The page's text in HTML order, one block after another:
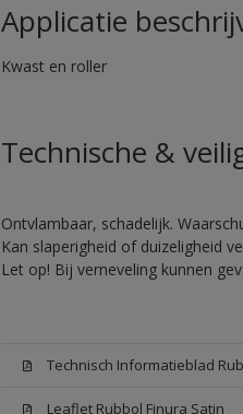
Applicatie
Kwast en roller
Technische &
Ontvlambaar, schadelijk.
Kan slaperigheid of duizeligheid
Let op! Bij verneveling kunnen
Technisch Informatieblad
Leaflet Rubbol Finura Satin